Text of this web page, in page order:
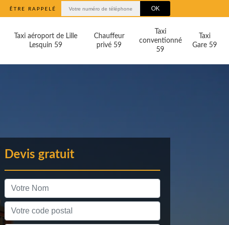
ÊTRE RAPPELÉ
Taxi aéroport de Lille
Lesquin 59
Chauffeur
privé 59
Taxi
conventionné
59
Taxi
Gare 59
Devis gratuit